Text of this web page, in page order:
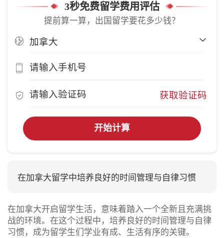
3秒免费留学费用评估
提前算一算，出国留学要花多少钱？
获取验证码
开始计算
在加拿大留学中培养良好的时间管理与自律习惯
在加拿大开启留学生活，意味着踏入一个全新且充满挑
战的环境。在这个过程中，培养良好的时间管理与自律
习惯，成为留学生们学业有成、生活有序的关键。